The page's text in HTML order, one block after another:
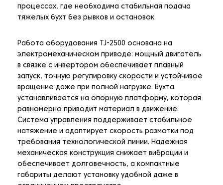
процессах, где необходима стабильная подача
тяжелых бухт без рывков и остановок.
Работа оборудования TJ-2500 основана на
электромеханическом приводе: мощный двигатель
в связке с инвертором обеспечивает плавный
запуск, точную регулировку скорости и устойчивое
вращение даже при полной нагрузке. Бухта
устанавливается на опорную платформу, которая
равномерно приводит материал в движение.
Система управления поддерживает стабильное
натяжение и адаптирует скорость размотки под
требования технологической линии. Надежная
механическая конструкция снижает вибрации и
обеспечивает долговечность, а компактные
габариты делают установку удобной даже в